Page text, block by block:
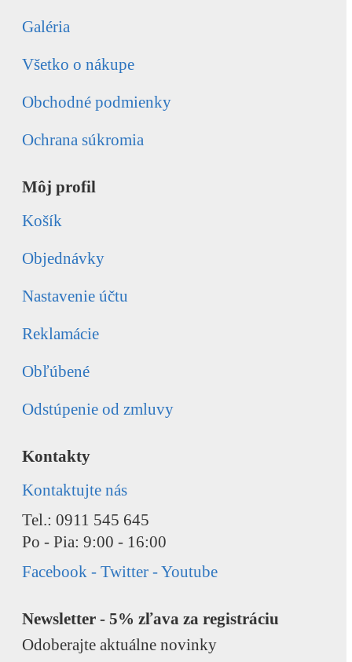
Galéria
Všetko o nákupe
Obchodné podmienky
Ochrana súkromia
Môj profil
Košík
Objednávky
Nastavenie účtu
Reklamácie
Obľúbené
Odstúpenie od zmluvy
Kontakty
Kontaktujte nás
Tel.: 0911 545 645
Po - Pia: 9:00 - 16:00
Facebook - Twitter - Youtube
Newsletter - 5% zľava za registráciu
Odoberajte aktuálne novinky